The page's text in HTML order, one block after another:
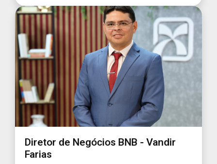
Diretor de Negócios BNB - Vandir
Farias